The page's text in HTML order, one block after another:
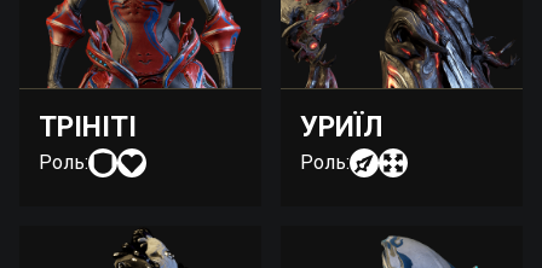
ТРІНІТІ
Роль:
УРИЇЛ
Роль: